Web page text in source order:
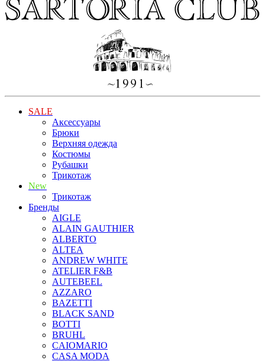
SALE
Аксессуары
Брюки
Верхняя одежда
Костюмы
Рубашки
Трикотаж
New
Трикотаж
Бренды
AIGLE
ALAIN GAUTHIER
ALBERTO
ALTEA
ANDREW WHITE
ATELIER F&B
AUTEBEEL
AZZARO
BAZETTI
BLACK SAND
BOTTI
BRUHL
CAIOMARIO
CASA MODA